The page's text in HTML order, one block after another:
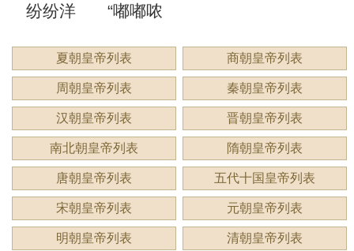
么意
思？
是什么
意思？ 思？用
来形容
什么？
什么意
思？
纷纷洋
洋：描
绘繁复
景象的
生动成
语
“嘟嘟哝
哝”是成
语吗？
用来形
容什
么？
夏朝皇帝列表 商朝皇帝列表
周朝皇帝列表 秦朝皇帝列表
汉朝皇帝列表 晋朝皇帝列表
南北朝皇帝列表 隋朝皇帝列表
唐朝皇帝列表 五代十国皇帝列表
宋朝皇帝列表 元朝皇帝列表
明朝皇帝列表 清朝皇帝列表